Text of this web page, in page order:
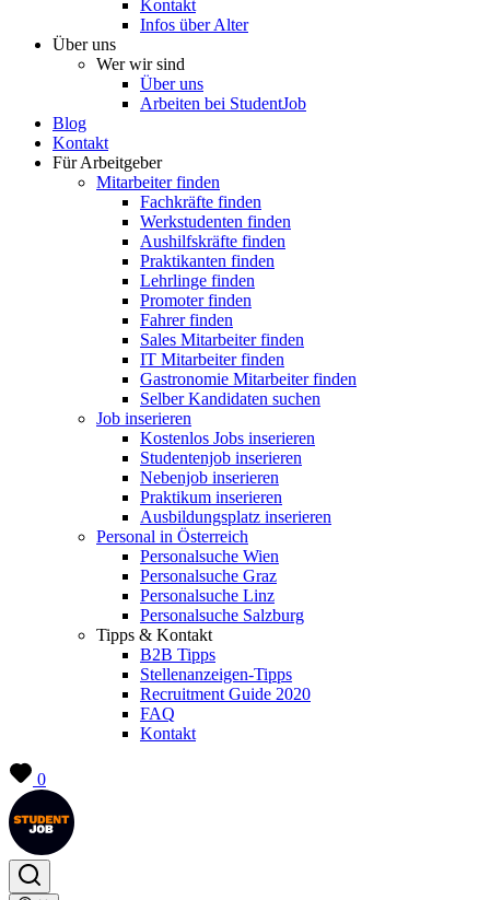
Kontakt
Infos über Alter
Über uns
Wer wir sind
Über uns
Arbeiten bei StudentJob
Blog
Kontakt
Für Arbeitgeber
Mitarbeiter finden
Fachkräfte finden
Werkstudenten finden
Aushilfskräfte finden
Praktikanten finden
Lehrlinge finden
Promoter finden
Fahrer finden
Sales Mitarbeiter finden
IT Mitarbeiter finden
Gastronomie Mitarbeiter finden
Selber Kandidaten suchen
Job inserieren
Kostenlos Jobs inserieren
Studentenjob inserieren
Nebenjob inserieren
Praktikum inserieren
Ausbildungsplatz inserieren
Personal in Österreich
Personalsuche Wien
Personalsuche Graz
Personalsuche Linz
Personalsuche Salzburg
Tipps & Kontakt
B2B Tipps
Stellenanzeigen-Tipps
Recruitment Guide 2020
FAQ
Kontakt
0